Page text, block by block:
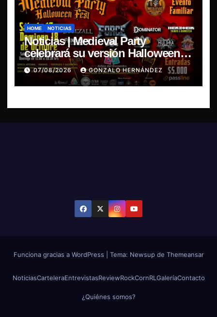
HOME NOTICIAS
Noticias | Medieval Party
celebrará su versión Halloween
Fest en Aldea del Encuentro
07/08/2026 GONZALO HERNÁNDEZ
Funciona gracias a WordPress Tema: Newsup de Themeansar
NoticiasCarteleraEntrevistasReviewRockCornRLGaleríaContacto
¿Quiénes somos?